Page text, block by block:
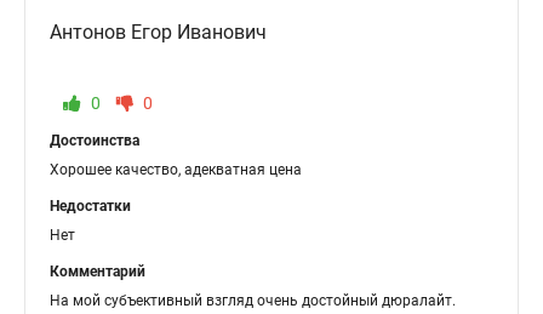
Антонов Егор Иванович
0 0
Достоинства
Хорошее качество, адекватная цена
Недостатки
Нет
Комментарий
На мой субъективный взгляд очень достойный дюралайт.